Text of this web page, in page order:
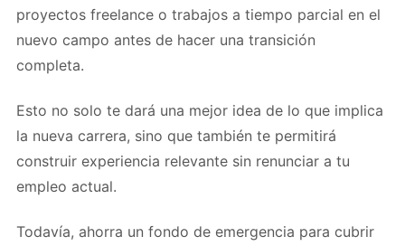
proyectos freelance o trabajos a tiempo parcial en el
nuevo campo antes de hacer una transición
completa.
Esto no solo te dará una mejor idea de lo que implica
la nueva carrera, sino que también te permitirá
construir experiencia relevante sin renunciar a tu
empleo actual.
Todavía, ahorra un fondo de emergencia para cubrir